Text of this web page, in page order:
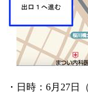
・日時：6月27日